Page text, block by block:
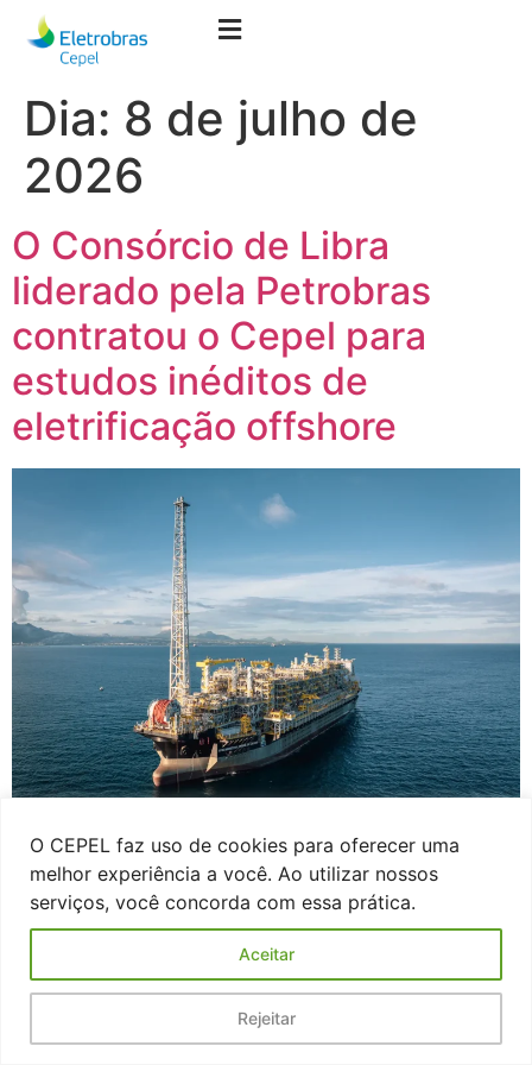
O CEPEL faz uso de cookies para oferecer uma
melhor experiência a você. Ao utilizar nossos
serviços, você concorda com essa prática.
Rejeitar
Aceitar
Dia: 8 de julho de
2026
O Consórcio de Libra
liderado pela Petrobras
contratou o Cepel para
estudos inéditos de
eletrificação offshore
Em uma iniciativa inédita no Brasil, o consórcio de
Libra, liderado pela Petrobras, assinou contrato com o
Cepel para desenvolver o projeto Power Grid no
Campo de Mero, no pré-sal.